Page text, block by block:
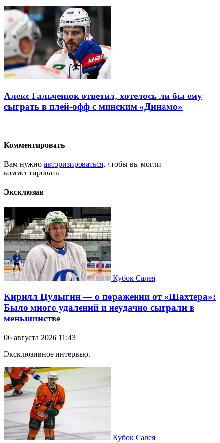
Алекс Гальченюк ответил, хотелось ли бы ему
сыграть в плей-офф с минским «Динамо»
Комментировать
Вам нужно авторизироваться, чтобы вы могли
комментировать
Эксклюзив
Кубок Салея
Кирилл Цулыгин — о поражении от «Шахтера»:
Было много удалений и неудачно сыграли в
меньшинстве
06 августа 2026 11:43
Эксклюзивное интервью.
Кубок Салея